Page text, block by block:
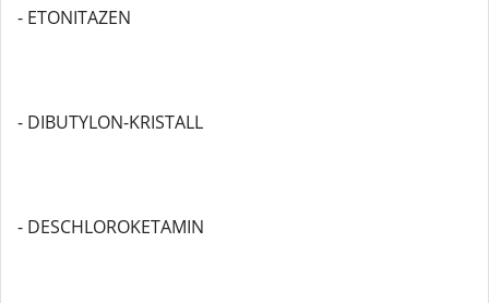
- ETONITAZEN
- DIBUTYLON-KRISTALL
- DESCHLOROKETAMIN